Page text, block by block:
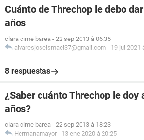
Cuánto de Threchop le debo
años
clara cime barea - 22 sep 2013 à 06:35
alvaresjoseismael37@gmail.com - 19 jul 2021
8 respuestas
¿Saber cuánto Threchop le doy
años?
clara cime barea - 22 sep 2013 à 18:23
Hermanamayor - 13 ene 2020 à 20:25